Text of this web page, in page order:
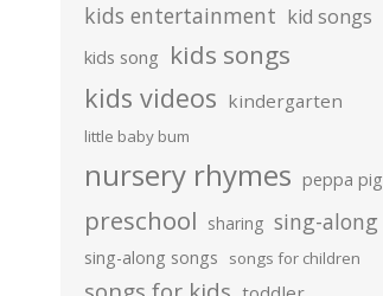
kids entertainment kid songs
kids song kids songs
kids videos kindergarten
little baby bum
nursery rhymes peppa pig
preschool sharing sing-along
sing-along songs songs for children